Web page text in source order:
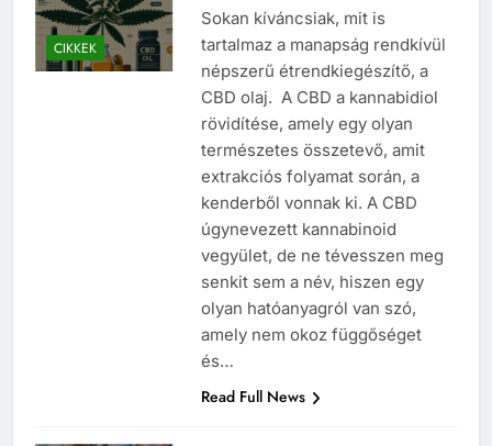
CIKKEK
Sokan kíváncsiak, mit is
tartalmaz a manapság rendkívül
népszerű étrendkiegészítő, a
CBD olaj. A CBD a kannabidiol
rövidítése, amely egy olyan
természetes összetevő, amit
extrakciós folyamat során, a
kenderből vonnak ki. A CBD
úgynevezett kannabinoid
vegyület, de ne tévesszen meg
senkit sem a név, hiszen egy
olyan hatóanyagról van szó,
amely nem okoz függőséget
és…
Read Full News